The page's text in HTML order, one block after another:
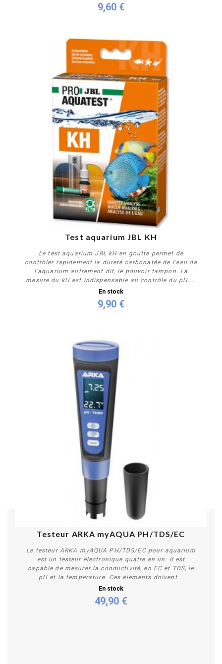
9,60 €
Test aquarium JBL KH
Le test aquarium JBL kH en goutte permet de
contrôler rapidement la dureté carbonatée de l'eau de
l'aquarium autrement dit, le pouvoir tampon. La
mesure du kH est indispensable au contrôle du pH....
En stock
9,90 €
Testeur ARKA myAQUA PH/TDS/EC
Le testeur ARKA myAQUA PH/TDS/EC pour aquarium
est un testeur électronique quatre en un. Il est
capable de mesurer la conductivité, en EC et TDS, le
pH et la température. Ces éléments doivent...
En stock
49,90 €